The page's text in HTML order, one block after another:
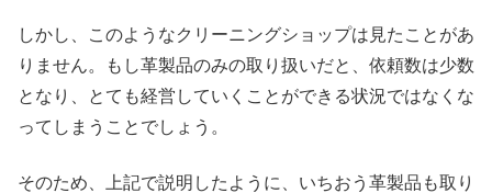
しかし、このようなクリーニングショップは見たことがあ
りません。もし革製品のみの取り扱いだと、依頼数は少数
となり、とても経営していくことができる状況ではなくな
ってしまうことでしょう。
そのため、上記で説明したように、いちおう革製品も取り